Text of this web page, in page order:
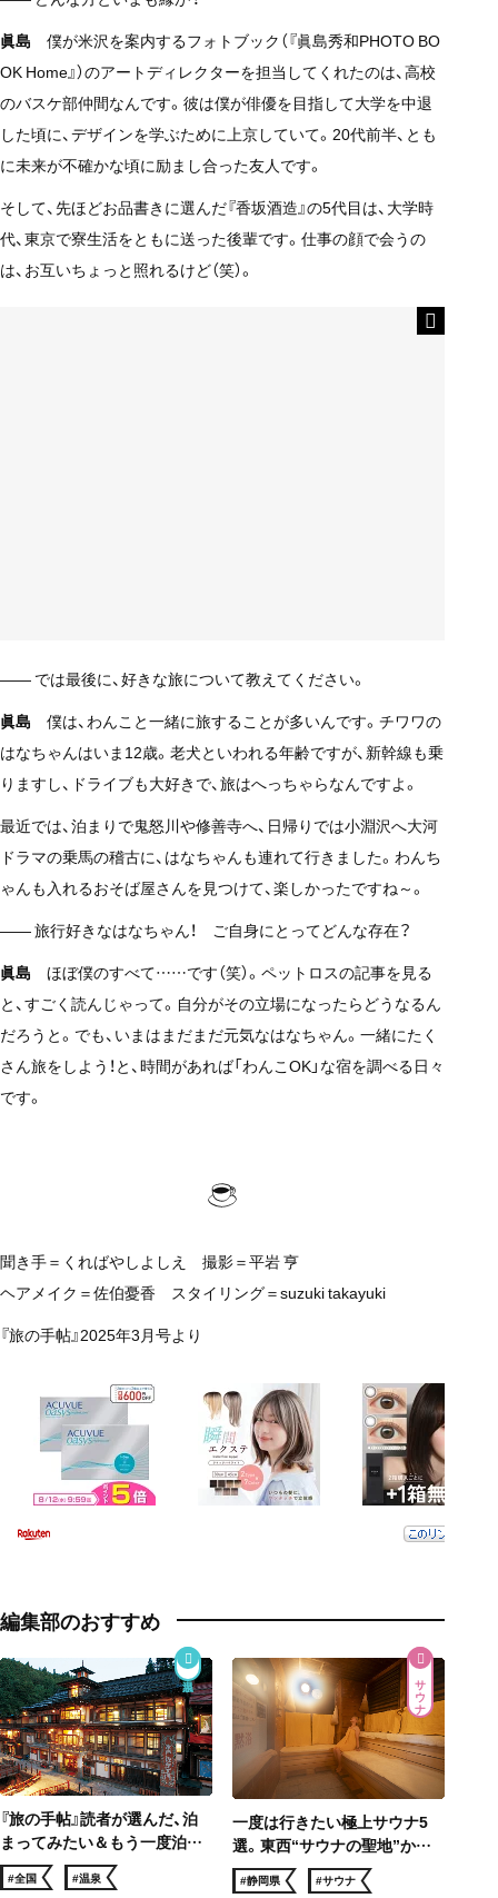
眞島 僕が米沢を案内するフォトブック（『眞島秀和PHOTO BO
OK Home』）のアートディレクターを担当してくれたのは、高校
のバスケ部仲間なんです。彼は僕が俳優を目指して大学を中退
した頃に、デザインを学ぶために上京していて。20代前半、とも
に未来が不確かな頃に励まし合った友人です。
そして、先ほどお品書きに選んだ『香坂酒造』の5代目は、大学時
代、東京で寮生活をともに送った後輩です。仕事の顔で会うの
は、お互いちょっと照れるけど（笑）。
—— では最後に、好きな旅について教えてください。
眞島 僕は、わんこと一緒に旅することが多いんです。チワワの
はなちゃんはいま12歳。老犬といわれる年齢ですが、新幹線も乗
りますし、ドライブも大好きで、旅はへっちゃらなんですよ。
最近では、泊まりで鬼怒川や修善寺へ、日帰りでは小淵沢へ大河
ドラマの乗馬の稽古に、はなちゃんも連れて行きました。わんち
ゃんも入れるおそば屋さんを見つけて、楽しかったですね～。
—— 旅行好きなはなちゃん！ ご自身にとってどんな存在？
眞島 ほぼ僕のすべて……です（笑）。ペットロスの記事を見る
と、すごく読んじゃって。自分がその立場になったらどうなるん
だろうと。でも、いまはまだまだ元気なはなちゃん。一緒にたく
さん旅をしよう！と、時間があれば「わんこOK」な宿を調べる日々
です。
聞き手＝くればやしよしえ 撮影＝平岩 亨
ヘアメイク＝佐伯憂香 スタイリング＝suzuki takayuki
『旅の手帖』2025年3月号より
編集部のおすすめ
『旅の手帖』読者が選んだ、泊
まってみたい＆もう一度泊ま
りたい 温泉宿ベスト10
#全国 #温泉
サウナ
一度は行きたい極上サウナ5
選。東西“サウナの聖地”から
サウナー憧れのロケ地まで、冬
でも滝汗！
#静岡県 #サウナ